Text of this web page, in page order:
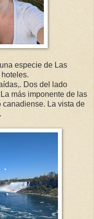
especie de Las
Dos del lado
más imponente de las
canadiense. La vista de